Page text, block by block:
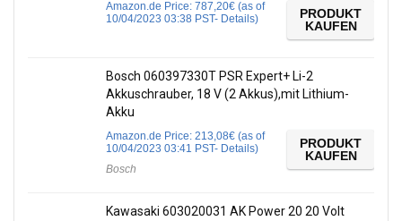
Amazon.de Price: 787,20€ (as of
10/04/2023 03:38 PST- Details)
PRODUKT
KAUFEN
Bosch 060397330T PSR Expert+ Li-2
Akkuschrauber, 18 V (2 Akkus),mit Lithium-
Akku
Amazon.de Price: 213,08€ (as of
10/04/2023 03:41 PST- Details)
Bosch
PRODUKT
KAUFEN
Kawasaki 603020031 AK Power 20 20 Volt